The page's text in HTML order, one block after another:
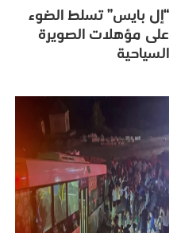
“إل بايس” تسلط الضوء
على مؤهلات الصويرة
السياحية